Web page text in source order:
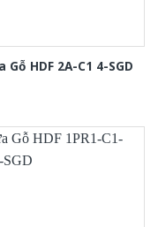
Gỗ HDF 2A-C1 4-SGD